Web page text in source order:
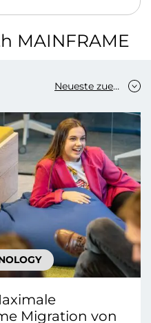
MAINFRAME
Neueste zuerst
Migration von